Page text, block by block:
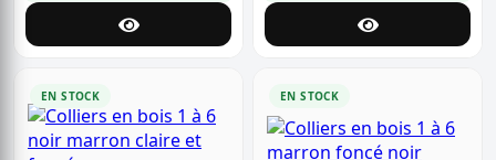
EN STOCK EN STOCK